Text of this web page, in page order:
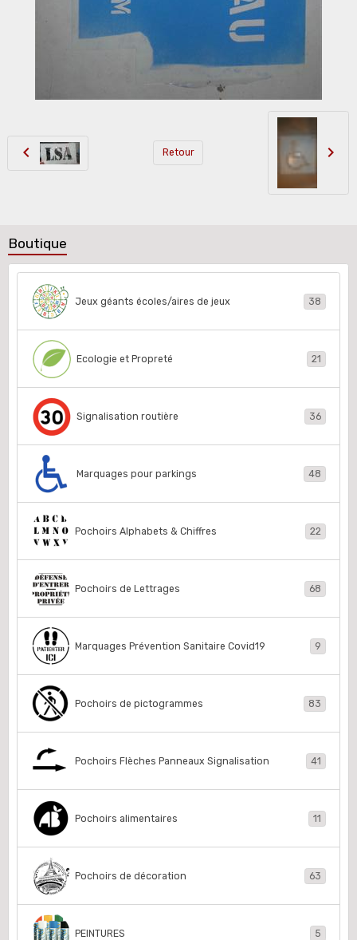
Retour
Boutique
Jeux géants écoles/aires de jeux 38
Ecologie et Propreté 21
Signalisation routière 36
Marquages pour parkings 48
Pochoirs Alphabets & Chiffres 22
Pochoirs de Lettrages 68
Marquages Prévention Sanitaire Covid19 9
Pochoirs de pictogrammes 83
Pochoirs Flèches Panneaux Signalisation 41
Pochoirs alimentaires 11
Pochoirs de décoration 63
PEINTURES 5